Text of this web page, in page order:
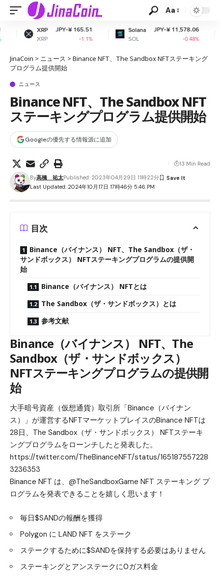
Aa
JPY-¥ 165.51
-1.1%
Solana
SOL
JPY-¥ 11,578.06
-0.48%
Dogecoin
DOGE
JinaCoin > ニュース > Binance NFT、The Sandbox NFTステーキング
プログラム提供開始
ニュース
Binance NFT、The Sandbox NFT
ステーキングプログラム提供開始
Googleの優先する情報源に追加
Last Updated: 2024年10月17日 17時46分 5:46 PM
By高橋 祐太Published: 2023年04月29日 11時22分
13 Min Read
目次
Binance（バイナンス） NFT、The Sandbox（ザ・
サンドボックス） NFTステーキングプログラムの提供開
始
Binance（バイナンス） NFTとは
The Sandbox（ザ・サンドボックス）とは
参考文献
Binance（バイナンス） NFT、The
Sandbox（ザ・サンドボックス）
NFTステーキングプログラムの提供開
始
大手暗号資産（仮想通貨）取引所「Binance（バイナン
ス）」が運営するNFTマーケットプレイスのBinance NFTは
28日、The Sandbox（ザ・サンドボックス） NFTステーキ
ングプログラムをローンチしたと発表した。
https://twitter.com/TheBinanceNFT/status/165187557228
3236353
Binance NFT は、@TheSandboxGame NFT ステーキング プ
ログラムを発表できることを嬉しく思います！
毎日$SANDの報酬を獲得
Polygon に LAND NFT をステーク
ステークするために$SANDを保持する必要はありません
ステーキングとアンステークに0ガス料金